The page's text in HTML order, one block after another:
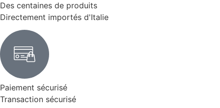
Des centaines de produits
Directement importés d'Italie
Paiement sécurisé
Transaction sécurisé